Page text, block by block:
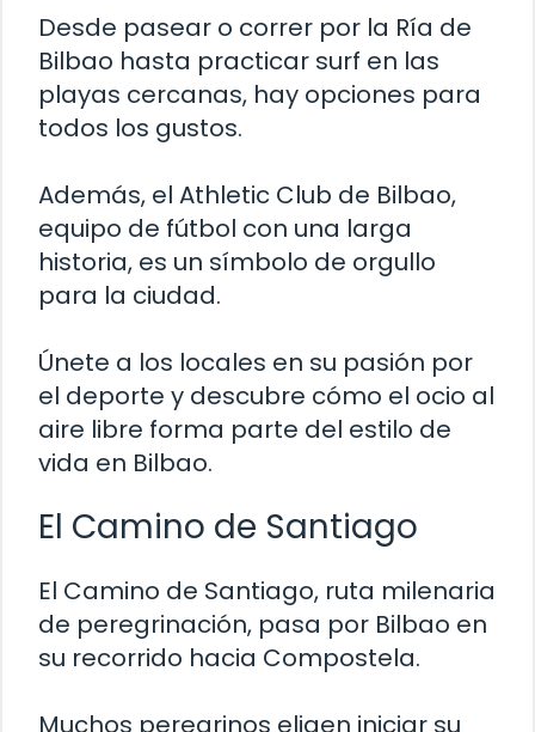
Desde pasear o correr por la Ría de
Bilbao hasta practicar surf en las
playas cercanas, hay opciones para
todos los gustos.
Además, el Athletic Club de Bilbao,
equipo de fútbol con una larga
historia, es un símbolo de orgullo
para la ciudad.
Únete a los locales en su pasión por
el deporte y descubre cómo el ocio al
aire libre forma parte del estilo de
vida en Bilbao.
El Camino de Santiago
El Camino de Santiago, ruta milenaria
de peregrinación, pasa por Bilbao en
su recorrido hacia Compostela.
Muchos peregrinos eligen iniciar su